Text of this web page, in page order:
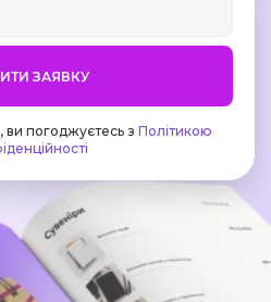
ЗАЯВКУ
погоджуєтесь з Політикою